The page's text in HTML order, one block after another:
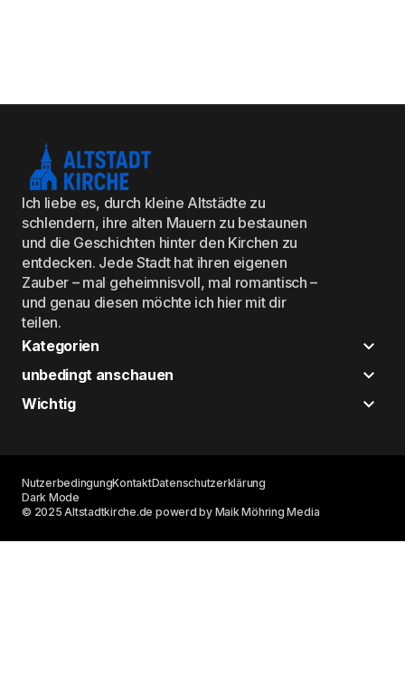
Ich liebe es, durch kleine Altstädte zu
schlendern, ihre alten Mauern zu bestaunen
und die Geschichten hinter den Kirchen zu
entdecken. Jede Stadt hat ihren eigenen
Zauber – mal geheimnisvoll, mal romantisch –
und genau diesen möchte ich hier mit dir
teilen.
Kategorien
unbedingt anschauen
Wichtig
© 2025 Altstadtkirche.de powerd by Maik Möhring Media
NutzerbedingungKontaktDatenschutzerklärung
Dark Mode